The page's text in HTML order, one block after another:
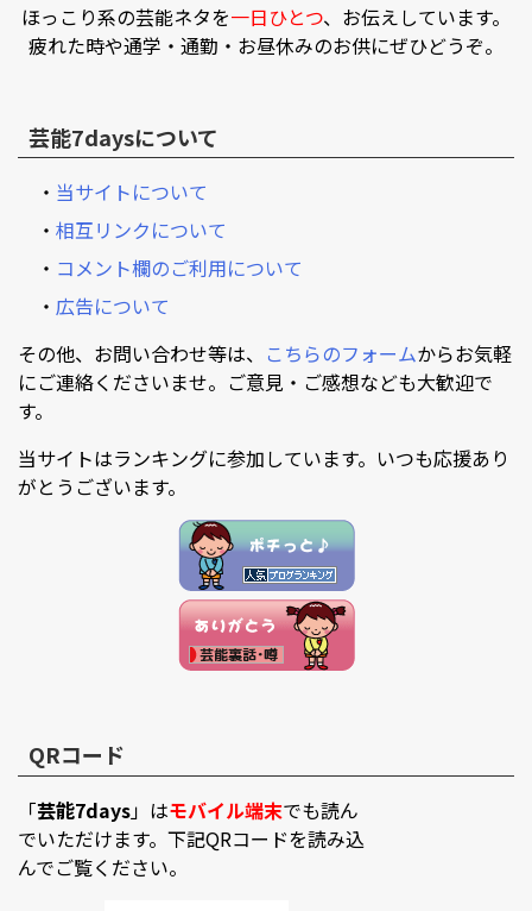
ほっこり系の芸能ネタを一日ひとつ、お伝えしています。
疲れた時や通学・通勤・お昼休みのお供にぜひどうぞ。
芸能7daysについて
・ 当サイトについて
・ 相互リンクについて
・ コメント欄のご利用について
・ 広告について
その他、お問い合わせ等は、 こちらのフォームからお気軽
にご連絡くださいませ。ご意見・ご感想なども大歓迎で
す。
当サイトはランキングに参加しています。いつも応援あり
がとうございます。
QRコード
「芸能7days」はモバイル端末でも読ん
でいただけます。下記QRコードを読み込
んでご覧ください。